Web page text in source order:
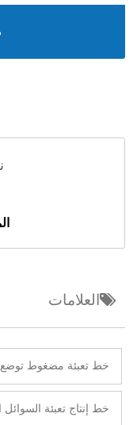
العلامات
خط تعبئة مضغوط توضع
خط إنتاج تعبئة